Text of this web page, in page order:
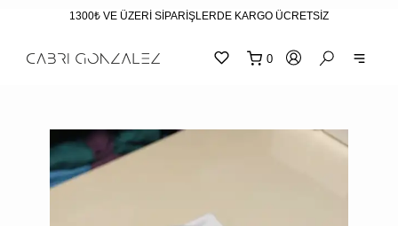
1300₺ VE ÜZERİ SİPARİŞLERDE KARGO ÜCRETSİZ
0